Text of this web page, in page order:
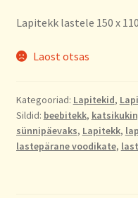
Lapitekk lastele 150 x
Laost otsas
Kategooriad: Lapitekid,
Sildid: beebitekk,
sünnipäevaks, Lapitekk,
lastepärane voodikate,